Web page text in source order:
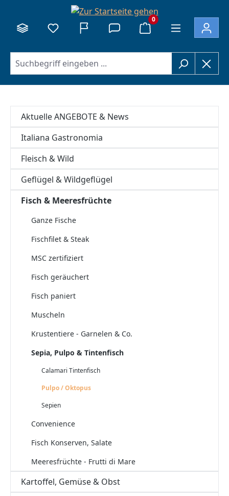
0
Aktuelle ANGEBOTE & News
Italiana Gastronomia
Fleisch & Wild
Geflügel & Wildgeflügel
Fisch & Meeresfrüchte
Ganze Fische
Fischfilet & Steak
MSC zertifiziert
Fisch geräuchert
Fisch paniert
Muscheln
Krustentiere - Garnelen & Co.
Sepia, Pulpo & Tintenfisch
Calamari Tintenfisch
Pulpo / Oktopus
Sepien
Convenience
Fisch Konserven, Salate
Meeresfrüchte - Frutti di Mare
Kartoffel, Gemüse & Obst